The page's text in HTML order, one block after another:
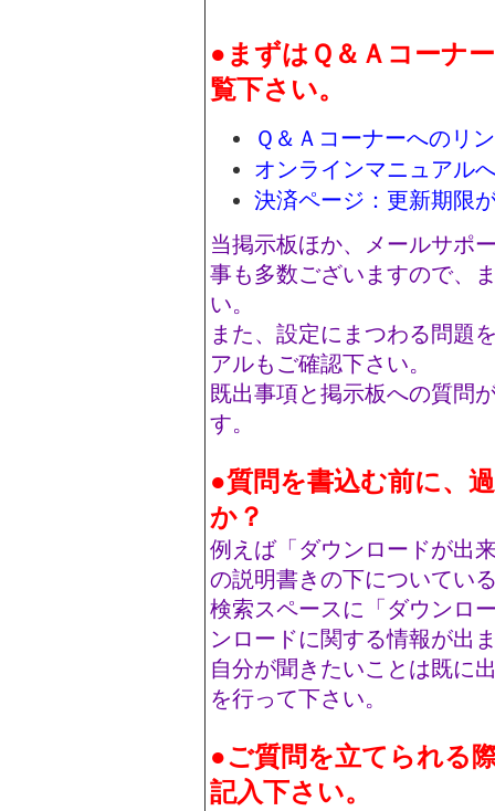
●まずはＱ＆Ａコーナ
覧下さい。
Ｑ＆Ａコーナーへのリ
オンラインマニュアル
決済ページ：更新期限
当掲示板ほか、メールサポ
事も多数ございますので、
い。
また、設定にまつわる問題
アルもご確認下さい。
既出事項と掲示板への質問
す。
●質問を書込む前に、
か？
例えば「ダウンロードが出
の説明書きの下についてい
検索スペースに「ダウンロ
ンロードに関する情報が出
自分が聞きたいことは既に
を行って下さい。
●ご質問を立てられる
記入下さい。